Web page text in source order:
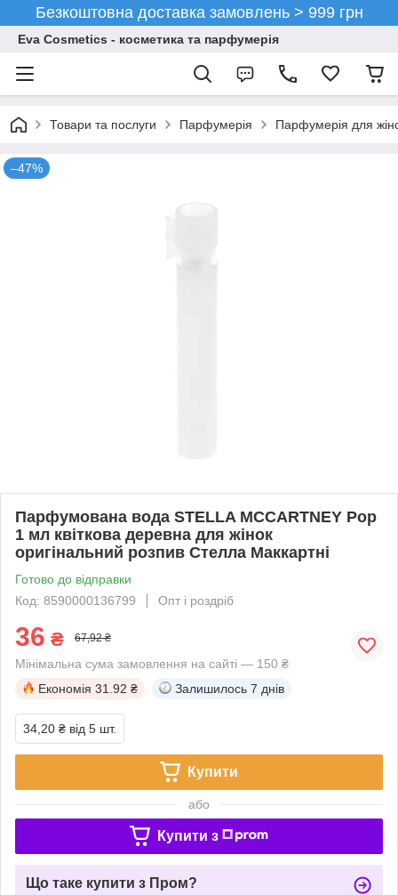
Безкоштовна доставка замовлень > 999 грн
Eva Cosmetics - косметика та парфумерія
Товари та послуги Парфумерія Парфумерія для
–47%
Парфумована вода STELLA MCCARTNEY Pop
1 мл квіткова деревна для жінок
оригінальний розпив Стелла Маккартні
Готово до відправки
Код: 8590000136799
Опт і роздріб
36 ₴ 67,92 ₴
Мінімальна сума замовлення на сайті — 150 ₴
Економія 31.92 ₴ Залишилось 7 днів
34,20 ₴ від 5 шт.
Купити
або
Купити з
Що таке купити з Пром?